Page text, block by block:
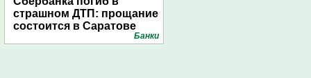
страшном ДТП: прощание
состоится в Саратове
Банки